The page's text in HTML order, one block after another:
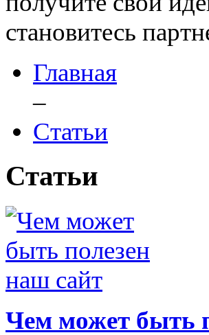
становитесь
Главная
–
Статьи
Статьи
Чем может быть